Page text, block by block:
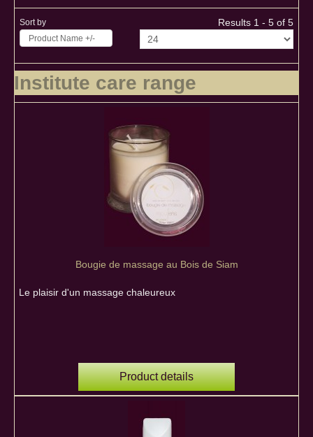
Sort by
Product Name +/-
Results 1 - 5 of 5
Institute care range
Bougie de massage au Bois de Siam
Le plaisir d'un massage chaleureux
Product details